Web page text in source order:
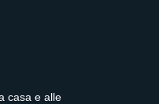
casa e alle